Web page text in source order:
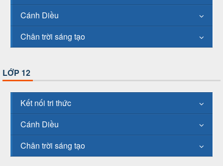
Cánh Diều
Chân trời sáng tạo
LỚP 12
Kết nối tri thức
Cánh Diều
Chân trời sáng tạo